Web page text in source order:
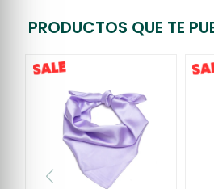
PRODUCTOS QUE TE